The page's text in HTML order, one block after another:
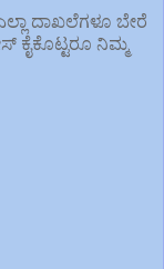
ದಾಖಲೆಗಳೂ ಬೇರೆ
ಕೈಕೊಟ್ಟರೂ ನಿಮ್ಮ